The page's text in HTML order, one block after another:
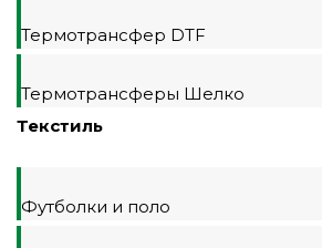
Термотрансфер DTF
Термотрансферы Шелко
Текстиль
Футболки и поло